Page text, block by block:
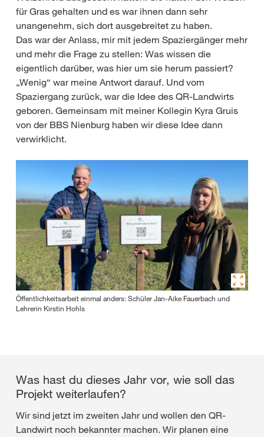
für Gras gehalten und es war ihnen dann sehr
unangenehm, sich dort ausgebreitet zu haben.
Das war der Anlass, mir mit jedem Spaziergänger mehr
und mehr die Frage zu stellen: Was wissen die
eigentlich darüber, was hier um sie herum passiert?
„Wenig“ war meine Antwort darauf. Und vom
Spaziergang zurück, war die Idee des QR-Landwirts
geboren. Gemeinsam mit meiner Kollegin Kyra Gruis
von der BBS Nienburg haben wir diese Idee dann
verwirklicht.
Öffentlichkeitsarbeit einmal anders: Schüler Jan-Aike Fauerbach und
Lehrerin Kirstin Hohls
Was hast du dieses Jahr vor, wie soll das
Projekt weiterlaufen?
Wir sind jetzt im zweiten Jahr und wollen den QR-
Landwirt noch bekannter machen. Wir planen eine